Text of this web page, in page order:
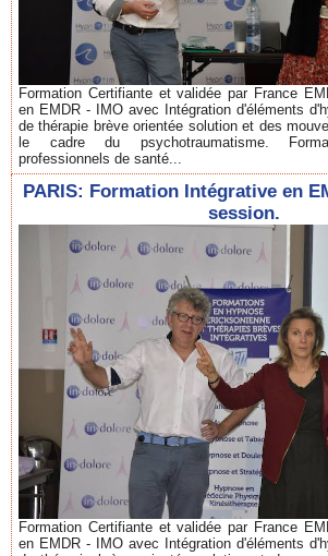
Formation Certifiante et validée par France
en EMDR - IMO avec Intégration d'éléments
de thérapie brève orientée solution et des
le cadre du psychotraumatisme.
professionnels de santé...
PARIS: Formation Intégrative en
session.
Formation Certifiante et validée par France
en EMDR - IMO avec Intégration d'éléments